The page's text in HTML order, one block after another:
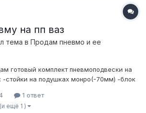
на пп ваз
тема в Продам пневмо и ее
готовый комплект пневмоподвески на
-стойки на подушках монро(-70мм) -блок
НАПНЕВМЕ -кнопки от
- влагоотделитель - фитинги камоци и т.д
1 ответ
(и ещё 1 )